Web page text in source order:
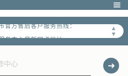

▲
▼
售后服务网络优化升级公告
官方售后客户服务热线：
务中心最新网点地址：
北京市朝阳区建国门外大街甲6号华熙国际中心写字楼D座11层1102室（需提前预约）